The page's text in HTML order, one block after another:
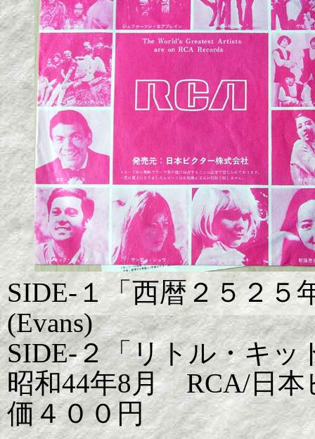
SIDE-１「西暦２５２５
(Evans)
SIDE-２「リトル・キッ
昭和44年8月 RCA/日本
価４００円